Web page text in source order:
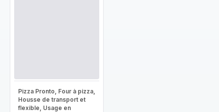
Pizza Pronto, Four à pizza,
Housse de transport et
flexible, Usage en